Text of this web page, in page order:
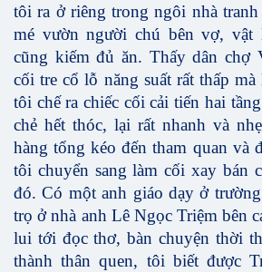
tôi ra ở riêng trong ngôi nhà
mé vườn người chú bên vợ, vật
cũng kiếm đủ ăn. Thấy dân chợ
cối tre cổ lỗ năng suất rất thấp
tôi chế ra chiếc cối cải tiến hai
chẻ hết thóc, lại rất nhanh và
hàng tổng kéo đến tham quan và
tôi chuyển sang làm cối xay bán
đó. Có một anh giáo dạy ở
trọ ở nhà anh Lê Ngọc Triệm bên
lui tới đọc thơ, bàn chuyện thời
thành thân quen, tôi biết được